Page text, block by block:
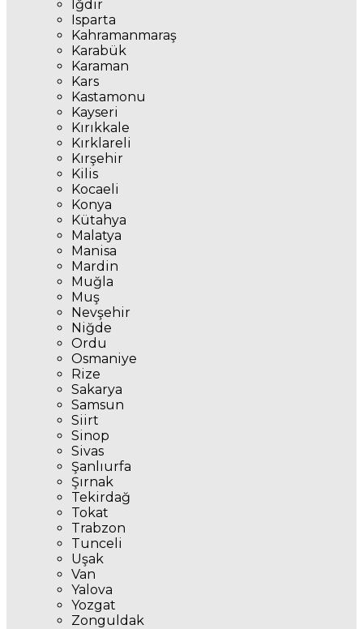
Iğdır
Isparta
Kahramanmaraş
Karabük
Karaman
Kars
Kastamonu
Kayseri
Kırıkkale
Kırklareli
Kırşehir
Kilis
Kocaeli
Konya
Kütahya
Malatya
Manisa
Mardin
Muğla
Muş
Nevşehir
Niğde
Ordu
Osmaniye
Rize
Sakarya
Samsun
Siirt
Sinop
Sivas
Şanlıurfa
Şırnak
Tekirdağ
Tokat
Trabzon
Tunceli
Uşak
Van
Yalova
Yozgat
Zonguldak